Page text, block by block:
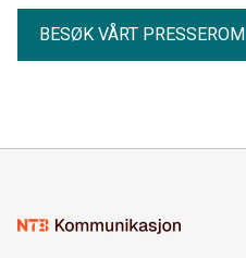
BESØK VÅRT PRESSEROM